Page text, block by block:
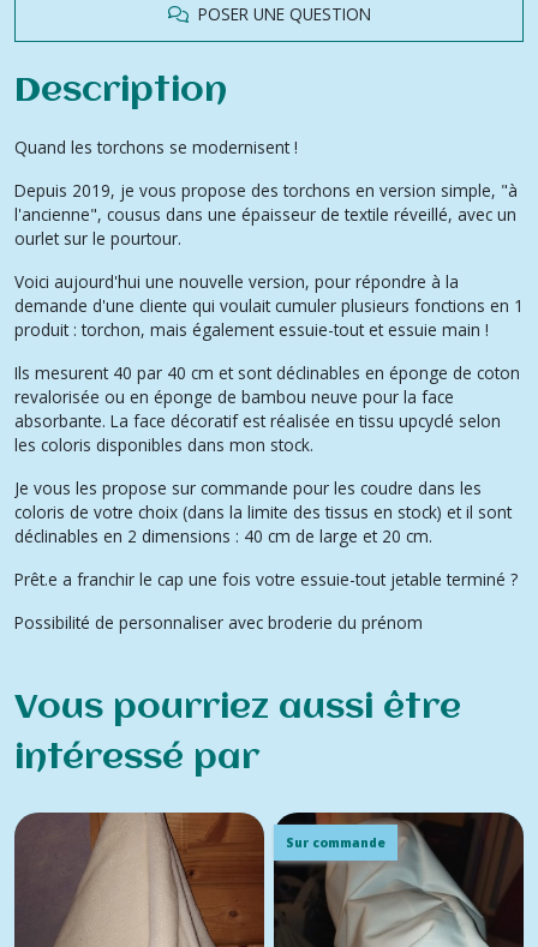
POSER UNE QUESTION
Description
Quand les torchons se modernisent !
Depuis 2019, je vous propose des torchons en version simple, "à
l'ancienne", cousus dans une épaisseur de textile réveillé, avec un
ourlet sur le pourtour.
Voici aujourd'hui une nouvelle version, pour répondre à la
demande d'une cliente qui voulait cumuler plusieurs fonctions en 1
produit : torchon, mais également essuie-tout et essuie main !
Ils mesurent 40 par 40 cm et sont déclinables en éponge de coton
revalorisée ou en éponge de bambou neuve pour la face
absorbante. La face décoratif est réalisée en tissu upcyclé selon
les coloris disponibles dans mon stock.
Je vous les propose sur commande pour les coudre dans les
coloris de votre choix (dans la limite des tissus en stock) et il sont
déclinables en 2 dimensions : 40 cm de large et 20 cm.
Prêt.e a franchir le cap une fois votre essuie-tout jetable terminé ?
Possibilité de personnaliser avec broderie du prénom
Vous pourriez aussi être
intéressé par
Sur commande